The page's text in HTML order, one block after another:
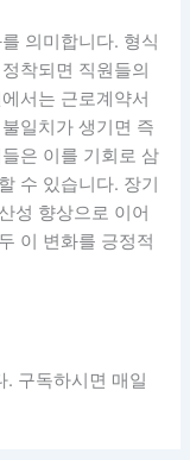
의미합니다. 형식
착되면 직원들의
서는 근로계약서
일치가 생기면 즉
은 이를 기회로 삼
수 있습니다. 장기
성 향상으로 이어
이 변화를 긍정적
. 구독하시면 매일